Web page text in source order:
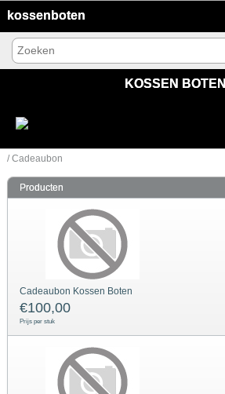
kossenboten
KOSSEN BOTEN
/ Cadeaubon
Producten
Cadeaubon Kossen Boten
€100,00
Prijs per stuk